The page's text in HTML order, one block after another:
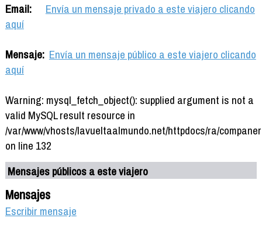
Email:
Envía un mensaje privado a este viajero clicando
aquí
Mensaje: Envía un mensaje público a este viajero clicando
aquí
Warning: mysql_fetch_object(): supplied argument is not a
valid MySQL result resource in
/var/www/vhosts/lavueltaalmundo.net/httpdocs/ra/
on line 132
Mensajes públicos a este viajero
Mensajes
Escribir mensaje